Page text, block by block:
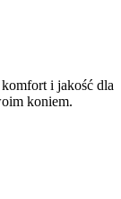
i jakość dla
koniem.